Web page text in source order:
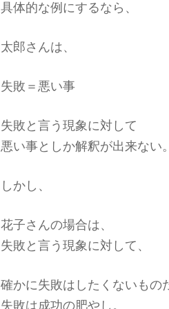
具体的な例にするなら、
太郎さんは、
失敗＝悪い事
失敗と言う現象に対して
悪い事としか解釈が出来ない。
しかし、
花子さんの場合は、
失敗と言う現象に対して、
確かに失敗はしたくないもの
失敗は成功の肥やし。